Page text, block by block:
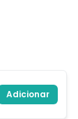
Adicionar